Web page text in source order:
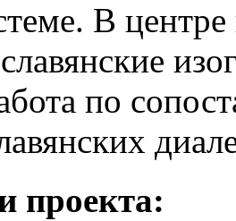
В
по
проекта: